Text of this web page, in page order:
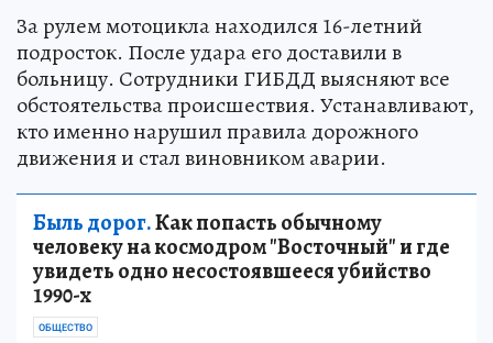
За рулем мотоцикла находился 16-летний
подросток. После удара его доставили в
больницу. Сотрудники ГИБДД выясняют все
обстоятельства происшествия. Устанавливают,
кто именно нарушил правила дорожного
движения и стал виновником аварии.
Быль дорог.Как попасть обычному
человеку на космодром "Восточный" и где
увидеть одно несостоявшееся убийство
1990-х
ОБЩЕСТВО